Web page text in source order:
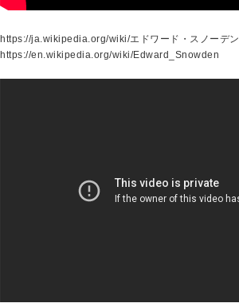
https://ja.wikipedia.org/wiki/エドワード・スノーデン
https://en.wikipedia.org/wiki/Edward_Snowden